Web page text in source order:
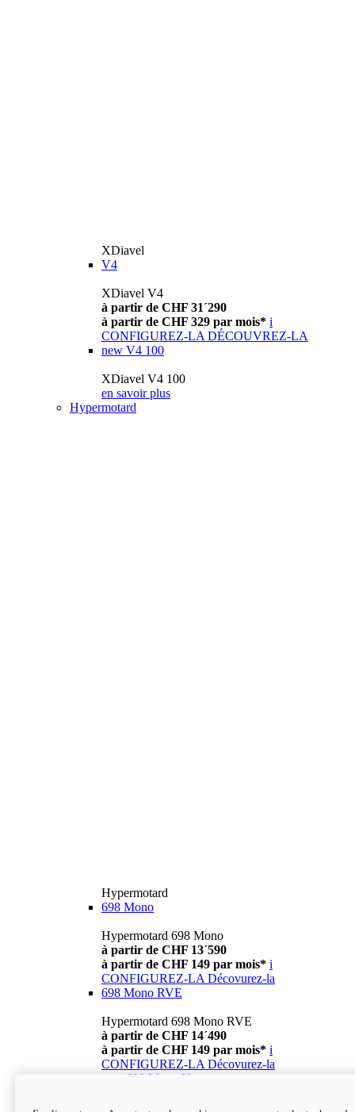
XDiavel
V4
XDiavel V4
à partir de CHF 31´290
à partir de CHF 329 par mois* i
CONFIGUREZ-LA DÉCOUVREZ-LA
new V4 100
XDiavel V4 100
en savoir plus
Hypermotard
Hypermotard
698 Mono
Hypermotard 698 Mono
à partir de CHF 13´590
à partir de CHF 149 par mois* i
CONFIGUREZ-LA Décovurez-la
698 Mono RVE
Hypermotard 698 Mono RVE
à partir de CHF 14´490
à partir de CHF 149 par mois* i
CONFIGUREZ-LA Décovurez-la
698 Mono Nera
Hypermotard 698 Mono Nera